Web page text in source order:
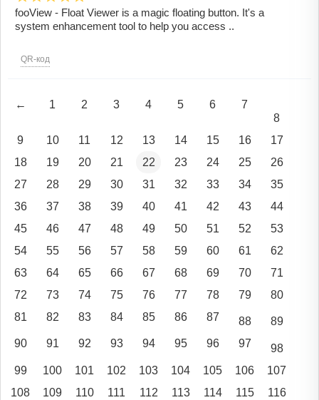
fooView - Float Viewer is a magic floating button. It's a
system enhancement tool to help you access ..
QR-код
← 1 2 3 4 5 6
7
8
9
10 11 12 13 14 15 16
17
18
19 20 21 22 23 24 25
26
27
28 29 30 31 32 33 34
35
36
37 38 39 40 41 42 43
44
45
46 47 48 49 50 51 52
53
54
55 56 57 58 59 60 61
62
63
64 65 66 67 68 69 70
71
72
73 74 75 76 77 78 79
80
81
82 83 84 85 86 87 88
89
90
91 92 93 94 95 96 97
98
99
100 101 102 103 104 105 106
107
108
109 110 111 112 113 114 115 116